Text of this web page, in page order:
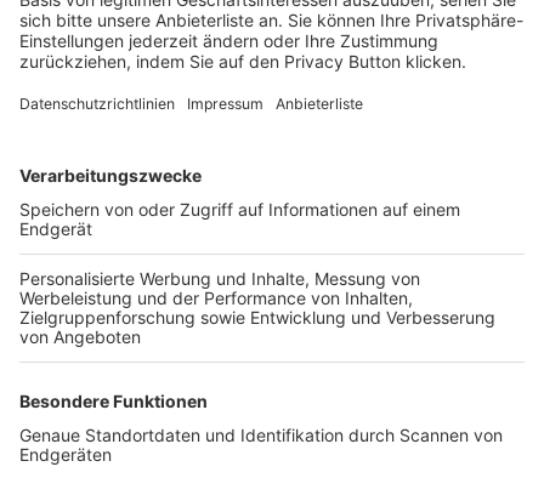
Login SpielPlus
FOLGE DEM BFV
TOP-VEREINE
TOP-PARTNER